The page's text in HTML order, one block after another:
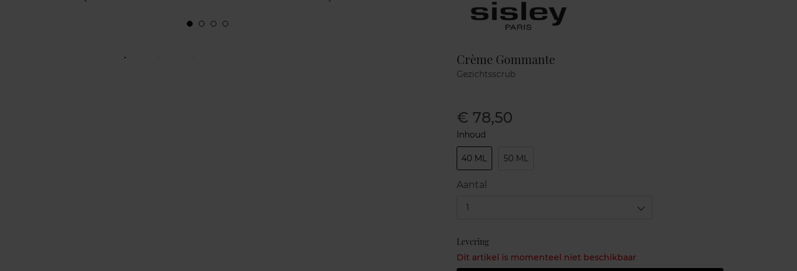
Crème Gommante
Gezichtsscrub
€ 78,50
Inhoud
40 ML 50 ML
Aantal
1
Levering
Dit artikel is momenteel niet beschikbaar